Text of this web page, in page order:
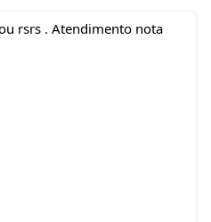
rsrs . Atendimento nota